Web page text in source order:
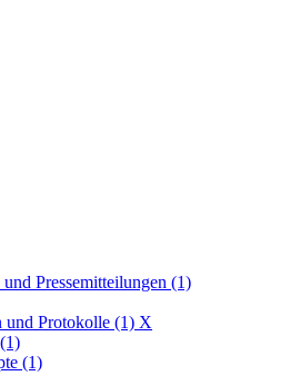
Pressemitteilungen (1)
und Protokolle (1) X
(1)